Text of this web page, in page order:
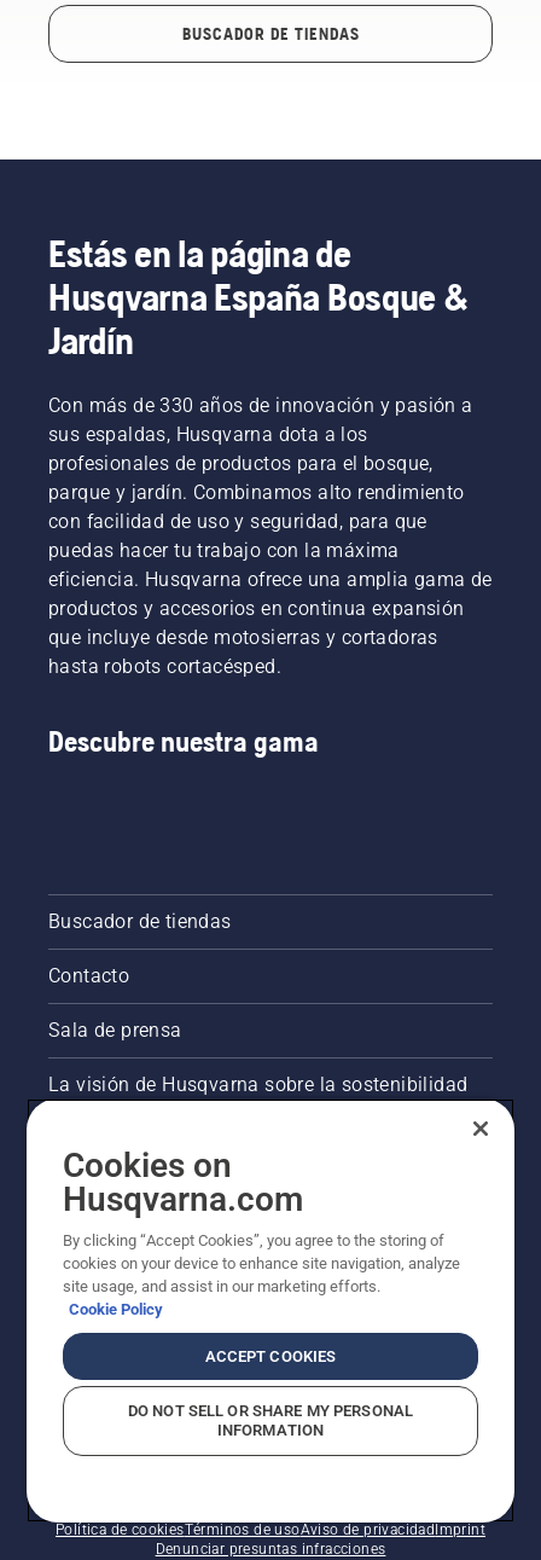
BUSCADOR DE TIENDAS
Estás en la página de
Husqvarna España Bosque &
Jardín
Con más de 330 años de innovación y pasión a
sus espaldas, Husqvarna dota a los
profesionales de productos para el bosque,
parque y jardín. Combinamos alto rendimiento
con facilidad de uso y seguridad, para que
puedas hacer tu trabajo con la máxima
eficiencia. Husqvarna ofrece una amplia gama de
productos y accesorios en continua expansión
que incluye desde motosierras y cortadoras
hasta robots cortacésped.
Descubre nuestra gama
Buscador de tiendas
Contacto
Sala de prensa
La visión de Husqvarna sobre la sostenibilidad
Otros sitios de Husqvarna
© Husqvarna AB (publ). Todos los derechos
Política de cookiesTérminos de usoAviso de privacidad Imprint
Denunciar presuntas infracciones
Cookies on
Husqvarna.com
By clicking “Accept Cookies”, you agree to the storing of
cookies on your device to enhance site navigation, analyze
site usage, and assist in our marketing efforts.
Cookie Policy
ACCEPT COOKIES
DO NOT SELL OR SHARE MY PERSONAL
INFORMATION